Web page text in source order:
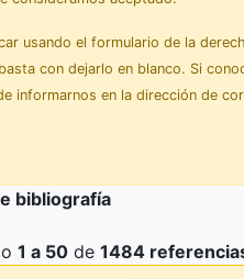
usando el formulario de la
con dejarlo en blanco. Si
informarnos en la dirección de
bibliografía
1 a 50 de 1484